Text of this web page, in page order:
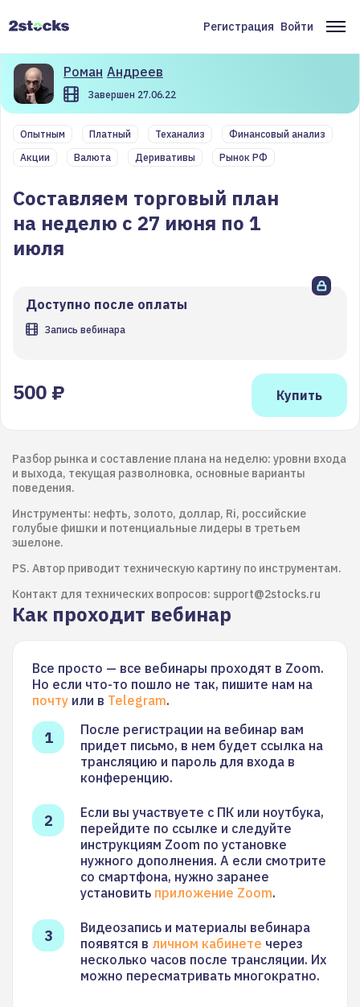
содержанию
Меню
пользователя
Регистрация Войти
Роман Андреев
Завершен 27.06.22
Составляем торговый план
на неделю с 27 июня по 1
июля
Доступно после оплаты
Запись вебинара
Опытным Платный Теханализ
Финансовый анализ
Акции
Валюта Деривативы Рынок РФ
500 ₽
Разбор рынка и составление плана на неделю: уровни входа
и выхода, текущая разволновка, основные варианты
поведения.
Инструменты: нефть, золото, доллар, Ri, российские
голубые фишки и потенциальные лидеры в третьем
эшелоне.
PS. Автор приводит техническую картину по инструментам.
Контакт для технических вопросов: support@2stocks.ru
Как проходит вебинар
Все просто — все вебинары проходят в Zoom.
Но если что-то пошло не так, пишите нам на
почту или в Telegram.
После регистрации на вебинар вам
придет письмо, в нем будет ссылка на
трансляцию и пароль для входа в
конференцию.
Если вы участвуете с ПК или ноутбука,
перейдите по ссылке и следуйте
инструкциям Zoom по установке
нужного дополнения. А если смотрите
со смартфона, нужно заранее
установить приложение Zoom.
Видеозапись и материалы вебинара
появятся в личном кабинете через
несколько часов после трансляции. Их
можно пересматривать многократно.